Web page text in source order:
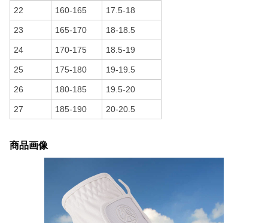
22 160-165 17.5-18
23 165-170 18-18.5
24 170-175 18.5-19
25 175-180 19-19.5
26 180-185 19.5-20
27 185-190 20-20.5
商品画像